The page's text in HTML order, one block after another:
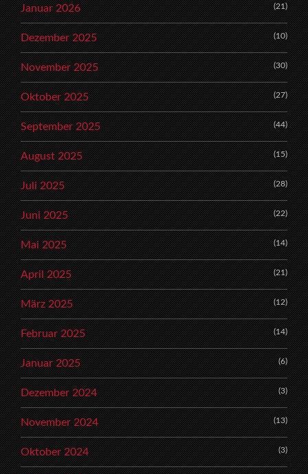
Januar 2026 (21)
Dezember 2025 (10)
November 2025 (30)
Oktober 2025 (27)
September 2025 (44)
August 2025 (15)
Juli 2025 (28)
Juni 2025 (22)
Mai 2025 (14)
April 2025 (21)
März 2025 (12)
Februar 2025 (14)
Januar 2025 (6)
Dezember 2024 (3)
November 2024 (13)
Oktober 2024 (3)